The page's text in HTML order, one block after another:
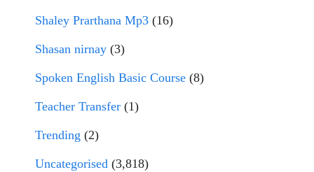
Shaley Prarthana Mp3 (16)
Shasan nirnay (3)
Spoken English Basic Course (8)
Teacher Transfer (1)
Trending (2)
Uncategorised (3,818)